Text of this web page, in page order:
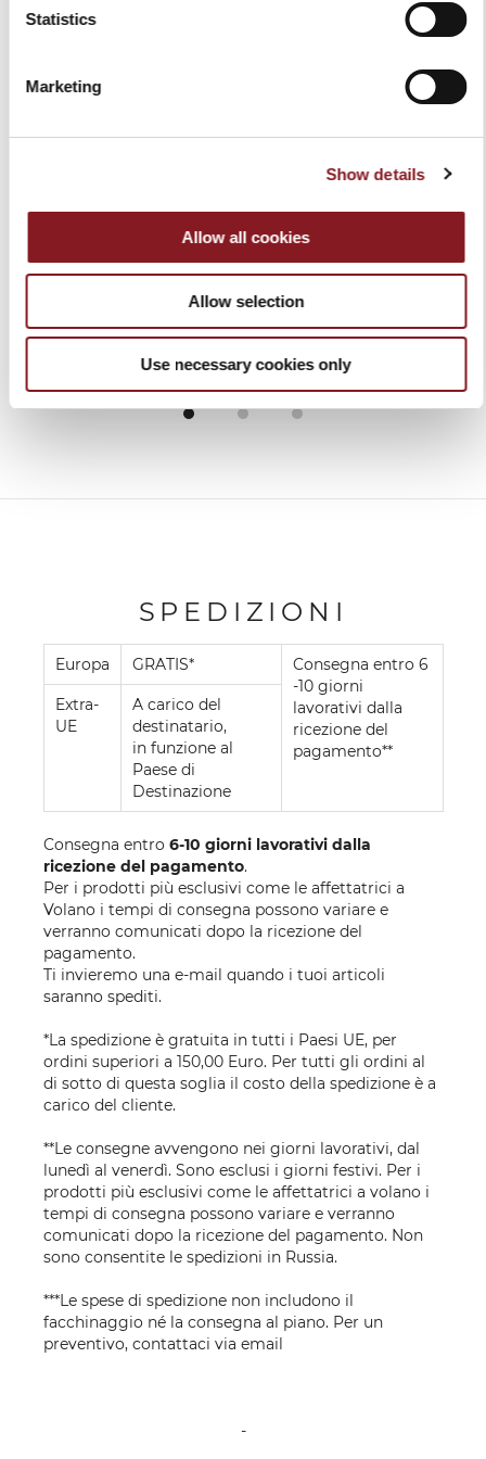
Statistics
Marketing
Show details
Allow all cookies
Allow selection
Use necessary cookies only
CONTENITORE 0,5 L -
SPEDIZIONI
Europa GRATIS*
Consegna entro 6
-10 giorni
lavorativi dalla
ricezione del
pagamento**
Extra-
UE
A carico del
destinatario,
in funzione al
Paese di
Destinazione
Consegna entro 6-10 giorni lavorativi dalla
ricezione del pagamento.
Per i prodotti più esclusivi come le affettatrici a
Volano i tempi di consegna possono variare e
verranno comunicati dopo la ricezione del
pagamento.
Ti invieremo una e-mail quando i tuoi articoli
saranno spediti.
*La spedizione è gratuita in tutti i Paesi UE, per
ordini superiori a 150,00 Euro. Per tutti gli ordini al
di sotto di questa soglia il costo della spedizione è a
carico del cliente.
**Le consegne avvengono nei giorni lavorativi, dal
lunedì al venerdì. Sono esclusi i giorni festivi. Per i
prodotti più esclusivi come le affettatrici a volano i
tempi di consegna possono variare e verranno
comunicati dopo la ricezione del pagamento. Non
sono consentite le spedizioni in Russia.
***Le spese di spedizione non includono il
facchinaggio né la consegna al piano. Per un
preventivo, contattaci via email
-